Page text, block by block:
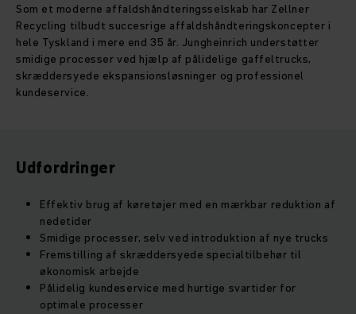
Som et moderne affaldshåndteringsselskab har Zellner
Recycling tilbudt succesrige affaldshåndteringskoncepter i
hele Tyskland i mere end 35 år. Jungheinrich understøtter
smidige processer ved hjælp af pålidelige gaffeltrucks,
skræddersyede ekspansionsløsninger og professionel
kundeservice.
Udfordringer
Effektiv brug af køretøjer med en mærkbar reduktion af
nedetider
Smidige processer, selv ved introduktion af nye trucks
Fremstilling af skræddersyede specialtilbehør til
økonomisk arbejde
Pålidelig kundeservice med hurtige svartider for
optimale processer